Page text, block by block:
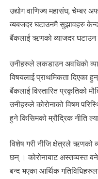
उद्योग वाणिज्य महासंघ, चेम्बर
व्यबजदर घटाउनमै सुझावहरु
बैंकलाई ऋणको व्याजदर घटाउन
उनीहरुले लकडाउन अवधिको
विषयलाई प्राथमिकता दिएका
बैंकलाई विस्तारित प्रकृतिको
उनीहरुले कोरोनाको विषम
हुने किसिमको म्रौद्रिक नीति
विशेष गरी नीजि क्षेत्रले ऋणको
छन् । कोरोनाबाट अस्तव्यस्त
बन्द भएका आर्थिक